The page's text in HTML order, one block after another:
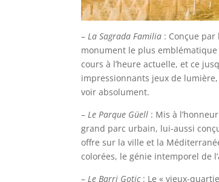
– La Sagrada Familia : Conçue par
monument le plus
cours à l’heure actuelle, et ce
impressionnants jeux de
voir absolument.
– Le Parque Güell : Mis à
grand parc urbain, lui-aussi
offre sur la ville et la
colorées, le génie intemporel de
– Le Barri Gotic: Le « vieux-